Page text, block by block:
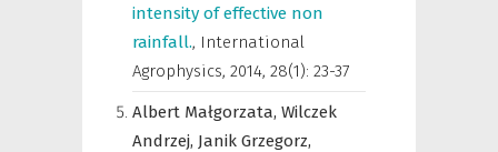
intensity of effective non
rainfall., International
Agrophysics, 2014, 28(1): 23-37
Albert Małgorzata, Wilczek
Andrzej, Janik Grzegorz,